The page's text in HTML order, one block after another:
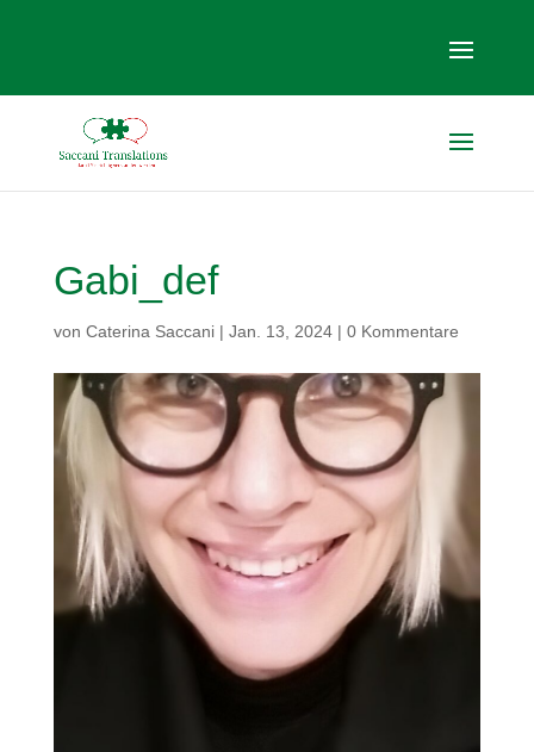
Gabi_def
von Caterina Saccani| Jan. 13, 2024| 0 Kommentare